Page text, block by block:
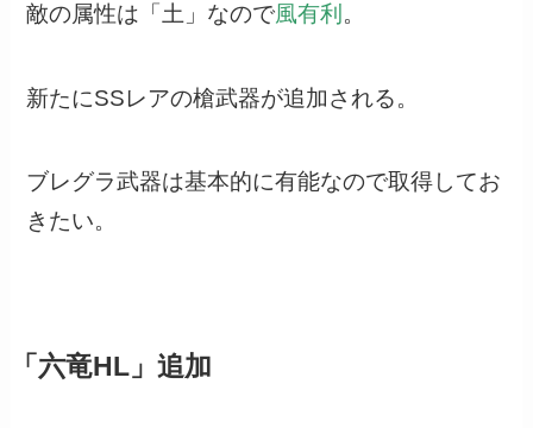
敵の属性は「土」なので風有利 。
新たにSSレアの槍武器が追加される。
ブレグラ武器は基本的に有能なので取得してお
きたい。
「六竜HL」追加